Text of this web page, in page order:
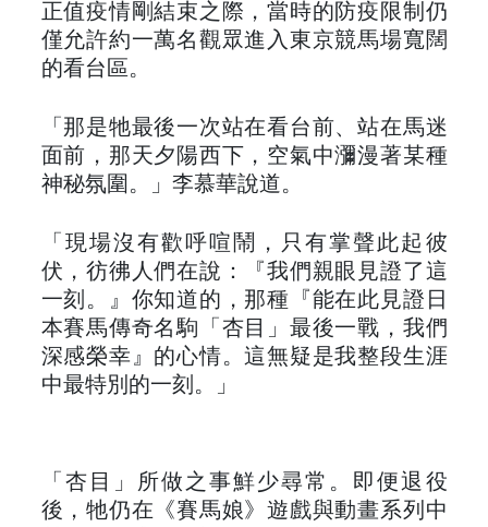
正值疫情剛結束之際，當時的防疫限制仍
僅允許約一萬名觀眾進入東京競馬場寬闊
的看台區。
「那是牠最後一次站在看台前、站在馬迷
面前，那天夕陽西下，空氣中瀰漫著某種
神秘氛圍。」李慕華說道。
「現場沒有歡呼喧鬧，只有掌聲此起彼
伏，彷彿人們在說：『我們親眼見證了這
一刻。』你知道的，那種『能在此見證日
本賽馬傳奇名駒「杏目」最後一戰，我們
深感榮幸』的心情。這無疑是我整段生涯
中最特別的一刻。」
「杏目」所做之事鮮少尋常。即便退役
後，牠仍在《賽馬娘》遊戲與動畫系列中